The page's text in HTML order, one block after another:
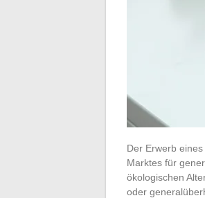
Der Erwerb
Marktes für
ökologischen
oder